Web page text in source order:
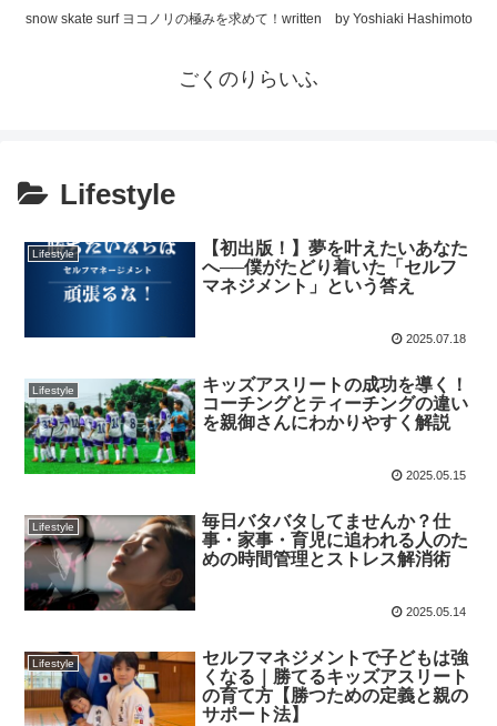
snow skate surf ヨコノリの極みを求めて！written by Yoshiaki Hashimoto
ごくのりらいふ
Lifestyle
Lifestyle
【初出版！】夢を叶えたいあなた
へ──僕がたどり着いた「セルフ
マネジメント」という答え
2025.07.18
Lifestyle
キッズアスリートの成功を導く！
コーチングとティーチングの違い
を親御さんにわかりやすく解説
2025.05.15
Lifestyle
毎日バタバタしてませんか？仕
事・家事・育児に追われる人のた
めの時間管理とストレス解消術
2025.05.14
Lifestyle
セルフマネジメントで子どもは強
くなる｜勝てるキッズアスリート
の育て方【勝つための定義と親の
サポート法】